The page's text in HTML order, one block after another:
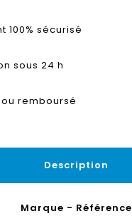
100% sécurisé
sous 24 h
remboursé
Description
Marque - Référence